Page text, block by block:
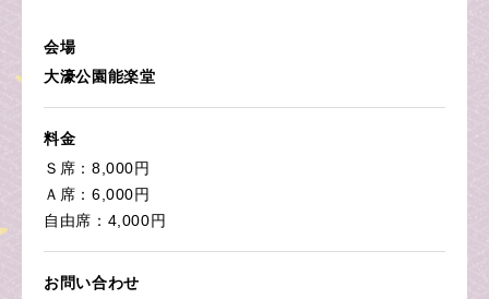
会場
大濠公園能楽堂
料金
Ｓ席：8,000円
Ａ席：6,000円
自由席：4,000円
お問い合わせ